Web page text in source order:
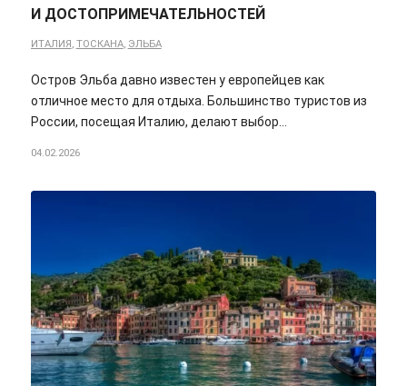
И ДОСТОПРИМЕЧАТЕЛЬНОСТЕЙ
ИТАЛИЯ, ТОСКАНА, ЭЛЬБА
Остров Эльба давно известен у европейцев как
отличное место для отдыха. Большинство туристов из
России, посещая Италию, делают выбор…
04.02.2026